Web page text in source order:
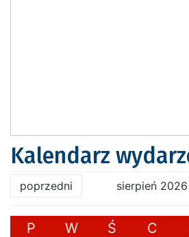
Kalendarz
poprzedni sierpień 2026
P W Ś C